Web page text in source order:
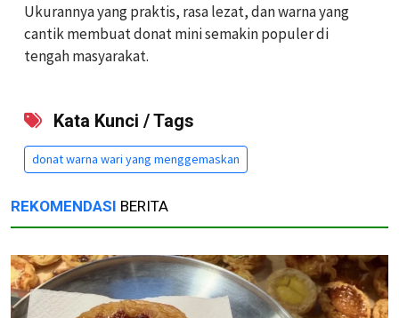
Ukurannya yang praktis, rasa lezat, dan warna yang
cantik membuat donat mini semakin populer di
tengah masyarakat.
Kata Kunci / Tags
donat warna wari yang menggemaskan
REKOMENDASI BERITA